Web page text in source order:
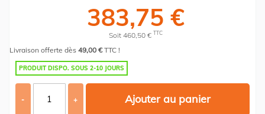
383,75 €
Soit 460,50 € TTC
Livraison offerte dès 49,00 €TTC !
PRODUIT DISPO. SOUS 2-10 JOURS
- + Ajouter au panier